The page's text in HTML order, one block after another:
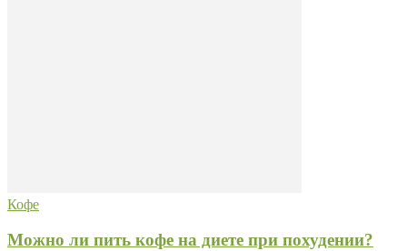
Кофе
Можно ли пить кофе на диете при похудении?